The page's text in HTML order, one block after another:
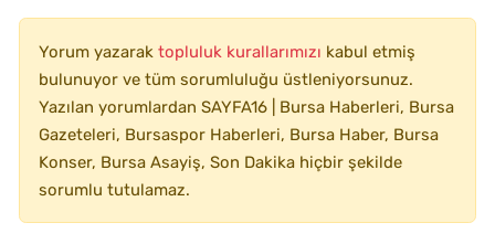
Yorum yazarak topluluk kurallarımızı kabul etmiş
bulunuyor ve tüm sorumluluğu üstleniyorsunuz.
Yazılan yorumlardan SAYFA16 | Bursa Haberleri, Bursa
Gazeteleri, Bursaspor Haberleri, Bursa Haber, Bursa
Konser, Bursa Asayiş, Son Dakika hiçbir şekilde
sorumlu tutulamaz.